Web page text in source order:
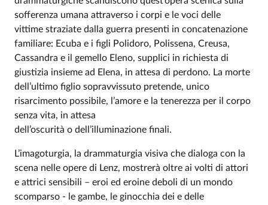
sofferenza umana attraverso i corpi e le voci delle
vittime straziate dalla guerra presenti in concatenazione
familiare: Ecuba e i figli Polidoro, Polissena, Creusa,
Cassandra e il gemello Eleno, supplici in richiesta di
giustizia insieme ad Elena, in attesa di perdono. La morte
dell’ultimo figlio sopravvissuto pretende, unico
risarcimento possibile, l’amore e la tenerezza per il corpo
senza vita, in attesa
dell’oscurità o dell’illuminazione finali.
L’imagoturgia, la drammaturgia visiva che dialoga con la
scena nelle opere di Lenz, mostrerà oltre ai volti di attori
e attrici sensibili – eroi ed eroine deboli di un mondo
scomparso - le gambe, le ginocchia dei e delle